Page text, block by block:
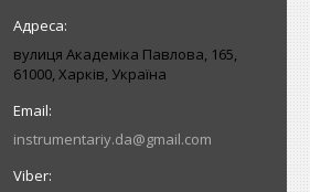
вулиця Академіка Павлова, 165,
61000, Харків, Україна
instrumentariy.da@gmail.com